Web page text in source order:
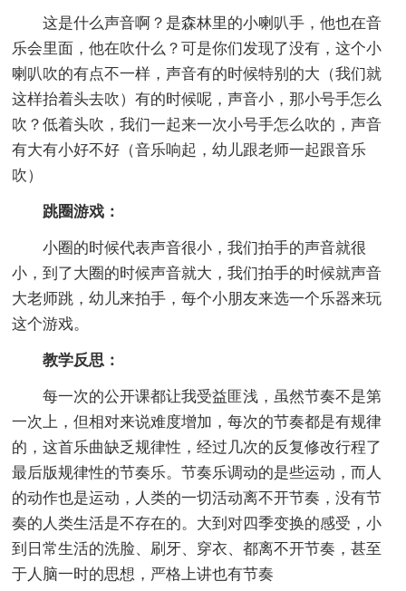
这是什么声音啊？是森林里的小喇叭手，他也在音
乐会里面，他在吹什么？可是你们发现了没有，这个小
喇叭吹的有点不一样，声音有的时候特别的大（我们就
这样抬着头去吹）有的时候呢，声音小，那小号手怎么
吹？低着头吹，我们一起来一次小号手怎么吹的，声音
有大有小好不好（音乐响起，幼儿跟老师一起跟音乐
吹）
跳圈游戏：
小圈的时候代表声音很小，我们拍手的声音就很
小，到了大圈的时候声音就大，我们拍手的时候就声音
大老师跳，幼儿来拍手，每个小朋友来选一个乐器来玩
这个游戏。
教学反思：
每一次的公开课都让我受益匪浅，虽然节奏不是第
一次上，但相对来说难度增加，每次的节奏都是有规律
的，这首乐曲缺乏规律性，经过几次的反复修改行程了
最后版规律性的节奏乐。节奏乐调动的是些运动，而人
的动作也是运动，人类的一切活动离不开节奏，没有节
奏的人类生活是不存在的。大到对四季变换的感受，小
到日常生活的洗脸、刷牙、穿衣、都离不开节奏，甚至
于人脑一时的思想，严格上讲也有节奏